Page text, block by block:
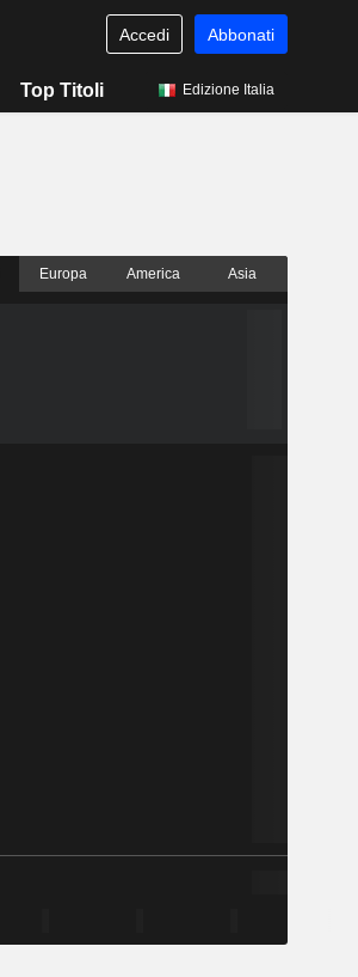
Accedi Abbonati
Top Titoli Edizione Italia
Europa America Asia